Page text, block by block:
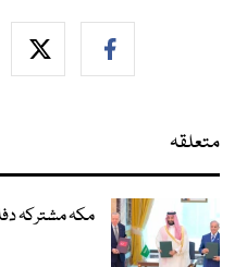
متعلقہ
مکہ مشترکہ